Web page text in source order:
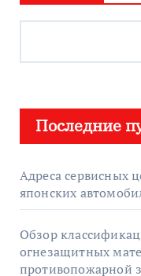
Последние
Адреса сервисных
японских
Обзор
огнезащитных
противопожарной